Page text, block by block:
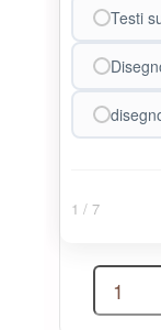
Testi
1 / 7